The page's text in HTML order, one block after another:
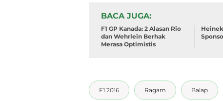
BACA JUGA
F1 GP Kanada: 2 Alasan Rio
dan Wehrlein Berhak
Merasa Optimistis
F1 2016 Ragam Balap